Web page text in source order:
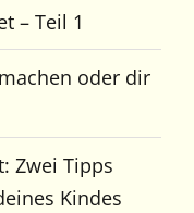
– Teil 1
oder dir
Zwei Tipps
Kindes